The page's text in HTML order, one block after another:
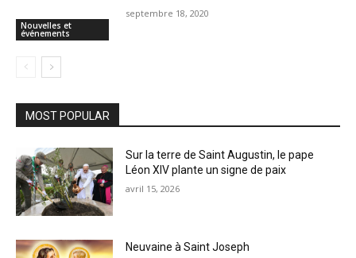
Nouvelles et
événements
septembre 18, 2020
MOST POPULAR
Sur la terre de Saint Augustin, le pape
Léon XIV plante un signe de paix
avril 15, 2026
Neuvaine à Saint Joseph